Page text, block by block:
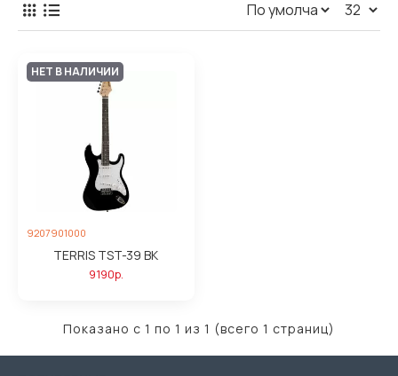
НЕТ В НАЛИЧИИ
9207901000
TERRIS TST-39 BK
9190р.
Показано с 1 по 1 из 1 (всего 1 страниц)